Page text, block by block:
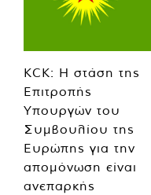
KCK: Η στάση της
Επιτροπής
Υπουργών του
Συμβουλίου της
Ευρώπης για την
απομόνωση είναι
ανεπαρκής